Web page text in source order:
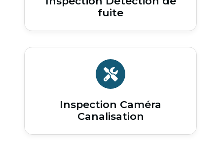
fuite
Inspection Caméra
Canalisation